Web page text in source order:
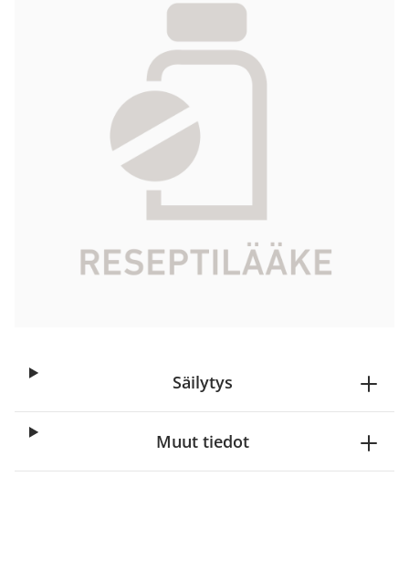
592147
Vaikuttava aine
kalsitrioli
100 g
Galderma Nordic AB
Tarkista Kela-korvattavuus
Aloita reseptitilaus
Säilytys
Muut tiedot